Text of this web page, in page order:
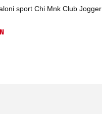
sport Chi Mnk Club Jogger